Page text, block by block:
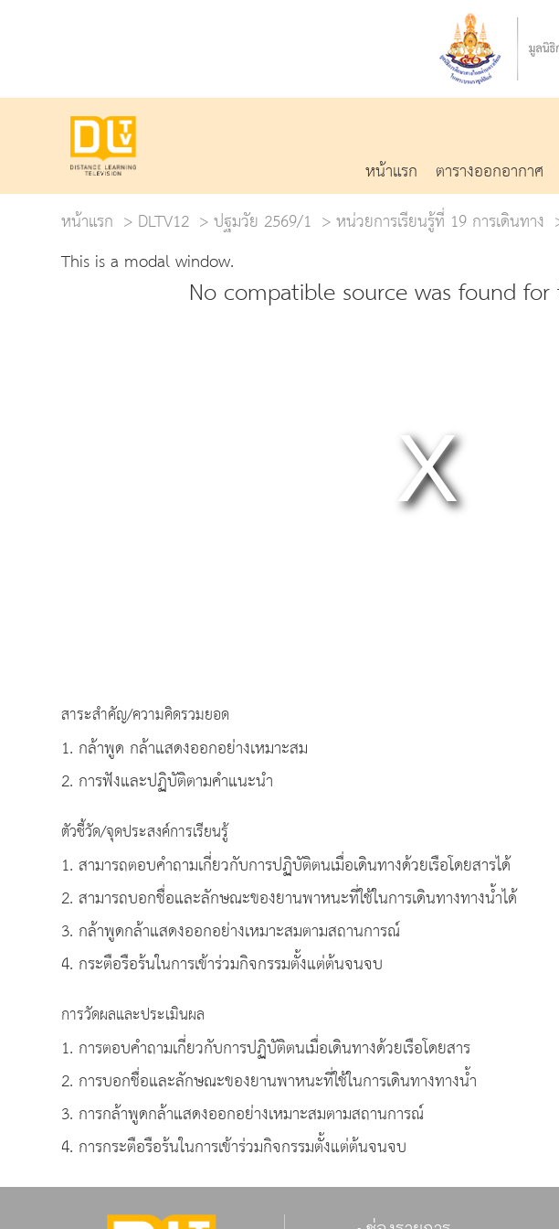
หน้าแรก ตารางออกอากาศ
หน้าแรก
DLTV12 ปฐมวัย 2569/1 หน่วยการเรียนรู้ที่ 19 การเดินทาง
This is a modal window.
No compatible source was found
สาระสำคัญ/ความคิดรวมยอด
1. กล้าพูด กล้าแสดงออกอย่างเหมาะสม
2. การฟังและปฏิบัติตามคำแนะนำ
ตัวชี้วัด/จุดประสงค์การเรียนรู้
1. สามารถตอบคำถามเกี่ยวกับการปฏิบัติตนเมื่อเดินทางด้วยเรือโดยสารได้
2. สามารถบอกชื่อและลักษณะของยานพาหนะที่ใช้ในการเดินทางทางน้ำได้
3. กล้าพูดกล้าแสดงออกอย่างเหมาะสมตามสถานการณ์
4. กระตือรือร้นในการเข้าร่วมกิจกรรมตั้งแต่ต้นจนจบ
การวัดผลและประเมินผล
1. การตอบคำถามเกี่ยวกับการปฏิบัติตนเมื่อเดินทางด้วยเรือโดยสาร
2. การบอกชื่อและลักษณะของยานพาหนะที่ใช้ในการเดินทางทางน้ำ
3. การกล้าพูดกล้าแสดงออกอย่างเหมาะสมตามสถานการณ์
4. การกระตือรือร้นในการเข้าร่วมกิจกรรมตั้งแต่ต้นจนจบ